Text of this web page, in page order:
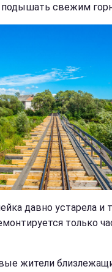
подышать свежим
давно устарела и
только
жители